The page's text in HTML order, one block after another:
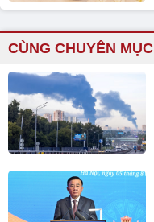
CÙNG CHUYÊN MỤC